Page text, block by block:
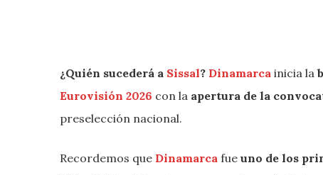
¿Quién sucederá a Sissal? Dinamarca inicia la
Eurovisión 2026 con la apertura de la
preselección nacional.
Recordemos que Dinamarca fue uno de los